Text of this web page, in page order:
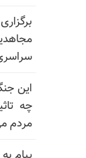
این
چه
مردم